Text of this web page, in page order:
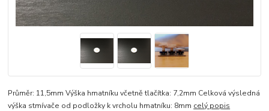
Průměr: 11,5mm Výška hmatníku včetně tlačítka: 7,2mm Celková výsledná
výška stmívače od podložky k vrcholu hmatníku: 8mm celý popis